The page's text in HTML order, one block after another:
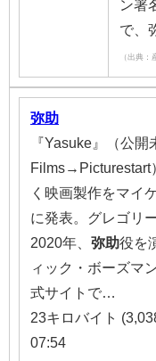
ン署
で、
（出典：
弥助
『Yasuke』（公
Films→Picturestart
く映画製作をマイ
に発表。グレゴリ
2020年、 弥助役を
ィック・ボーズマ
式サイトで…
23キロバイト
07:54